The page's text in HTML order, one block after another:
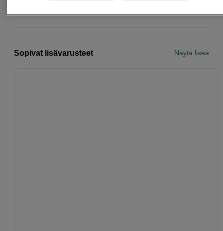
Sopivat lisävarusteet Näytä lisää